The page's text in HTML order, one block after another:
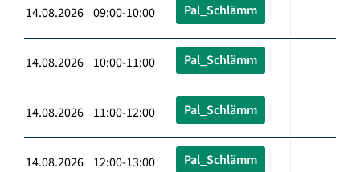
14.08.2026 09:00-10:00 Pal_Schlämm
14.08.2026 10:00-11:00 Pal_Schlämm
14.08.2026 11:00-12:00 Pal_Schlämm
14.08.2026 12:00-13:00 Pal_Schlämm